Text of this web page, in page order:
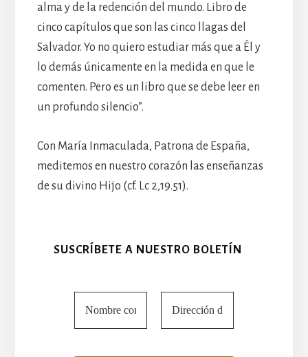
alma y de la redención del mundo. Libro de
cinco capítulos que son las cinco llagas del
Salvador. Yo no quiero estudiar más que a Él y
lo demás únicamente en la medida en que le
comenten. Pero es un libro que se debe leer en
un profundo silencio”.
Con María Inmaculada, Patrona de España,
meditemos en nuestro corazón las enseñanzas
de su divino Hijo (cf. Lc 2,19.51).
SUSCRÍBETE A NUESTRO BOLETÍN